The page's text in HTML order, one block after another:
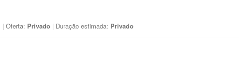
| Oferta: Privado | Duração estimada: Privado